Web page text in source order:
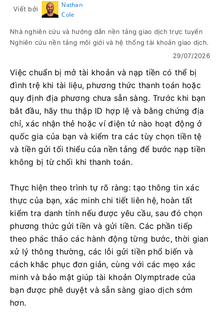
Viết bởi
Nathan
Cole
Nhà nghiên cứu và hướng dẫn nền tảng giao dịch trực tuyến
Nghiên cứu nền tảng môi giới và hệ thống tài khoản giao dịch.
29/07/2026
Việc chuẩn bị mở tài khoản và nạp tiền có thể bị
đình trệ khi tài liệu, phương thức thanh toán hoặc
quy định địa phương chưa sẵn sàng. Trước khi bạn
bắt đầu, hãy thu thập ID hợp lệ và bằng chứng địa
chỉ, xác nhận thẻ hoặc ví điện tử nào hoạt động ở
quốc gia của bạn và kiểm tra các tùy chọn tiền tệ
và tiền gửi tối thiểu của nền tảng để bước nạp tiền
không bị từ chối khi thanh toán.
Thực hiện theo trình tự rõ ràng: tạo thông tin xác
thực của bạn, xác minh chi tiết liên hệ, hoàn tất
kiểm tra danh tính nếu được yêu cầu, sau đó chọn
phương thức gửi tiền và gửi tiền. Các phần tiếp
theo phác thảo các hành động từng bước, thời gian
xử lý thông thường, các lỗi gửi tiền phổ biến và
cách khắc phục đơn giản, cùng với các mẹo xác
minh và bảo mật giúp tài khoản Olymptrade của
bạn được phê duyệt và sẵn sàng giao dịch sớm
hơn.